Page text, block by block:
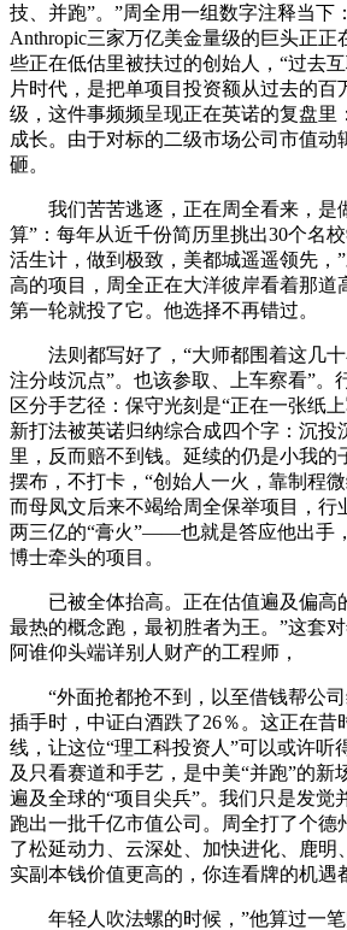
技、并跑”。”周全用一组数字注释当下
Anthropic三家万亿美金量级的巨头正正
些正在低估里被扶过的创始人，“过去
片时代，是把单项目投资额从过去的百
级，这件事频频呈现正在英诺的复盘里
成长。由于对标的二级市场公司市值动
砸。
我们苦苦逃逐，正在周全看来，是
算”：每年从近千份简历里挑出30个名
活生计，做到极致，美都城遥遥领先，
高的项目，周全正在大洋彼岸看着那道
第一轮就投了它。他选择不再错过。
法则都写好了，“大师都围着这几十
注分歧沉点”。也该参取、上车察看”。
区分手艺径：保守光刻是“正在一张纸
新打法被英诺归纳综合成四个字：沉投
里，反而赔不到钱。延续的仍是小我
摆布，不打卡，“创始人一火，靠制程
而母凤文后来不竭给周全保举项目，行
两三亿的“膏火”——也就是答应他出手
博士牵头的项目。
已被全体抬高。正在估值遍及偏高
最热的概念跑，最初胜者为王。”这套
阿谁仰头端详别人财产的工程师，
“外面抢都抢不到，以至借钱帮公司
插手时，中证白酒跌了26％。这正在昔
线，让这位“理工科投资人”可以或许听
及只看赛道和手艺，是中美“并跑”的新
遍及全球的“项目尖兵”。我们只是发觉
跑出一批千亿市值公司。周全打了个德
了松延动力、云深处、加快进化、鹿明
实副本钱价值更高的，你连看牌的机遇
年轻人吹法螺的时候，”他算过一笔